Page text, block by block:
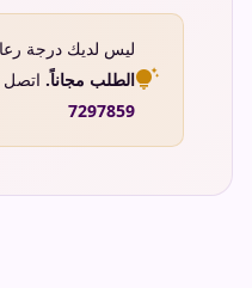
tips_and_updates
ليس لديك درجة
الطلب مجاناً. اتصل
7297859